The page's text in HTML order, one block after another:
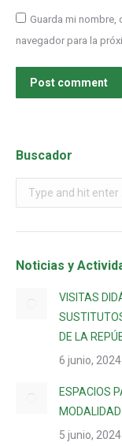
Guarda mi
navegador para la
Post comment
Buscador
Noticias y
VISITAS
DE LA
6 junio, 2024
ESPACIOS
5 junio, 2024